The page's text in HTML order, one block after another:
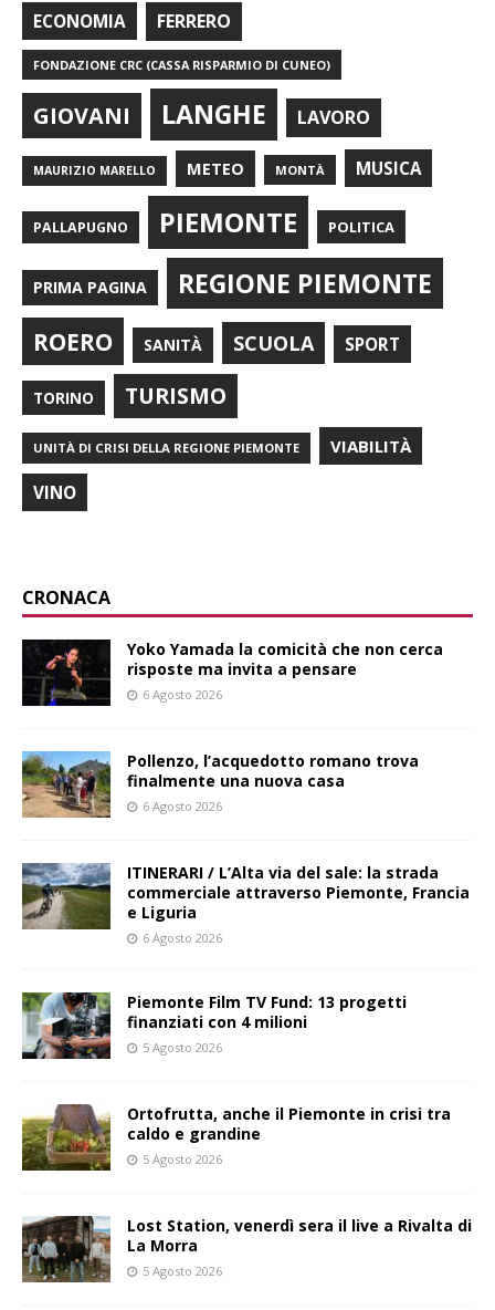
ECONOMIA FERRERO
FONDAZIONE CRC (CASSA RISPARMIO DI CUNEO)
GIOVANI LANGHE LAVORO
MAURIZIO MARELLO METEO MONTÀ MUSICA
PALLAPUGNO PIEMONTE POLITICA
PRIMA PAGINA REGIONE PIEMONTE
ROERO SANITÀ SCUOLA SPORT
TORINO TURISMO
UNITÀ DI CRISI DELLA REGIONE PIEMONTE VIABILITÀ
VINO
CRONACA
Yoko Yamada la comicità che non cerca
risposte ma invita a pensare
6 Agosto 2026
Pollenzo, l’acquedotto romano trova
finalmente una nuova casa
6 Agosto 2026
ITINERARI / L’Alta via del sale: la strada
commerciale attraverso Piemonte, Francia
e Liguria
6 Agosto 2026
Piemonte Film TV Fund: 13 progetti
finanziati con 4 milioni
5 Agosto 2026
Ortofrutta, anche il Piemonte in crisi tra
caldo e grandine
5 Agosto 2026
Lost Station, venerdì sera il live a Rivalta di
La Morra
5 Agosto 2026